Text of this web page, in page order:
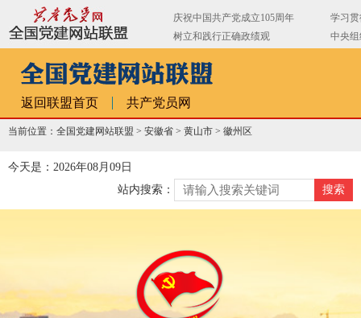
返回联盟首页 共产党员网
当前位置：全国党建网站联盟 > 安徽省 > 黄山市 > 徽州区
今天是：2026年08月09日
站内搜索：